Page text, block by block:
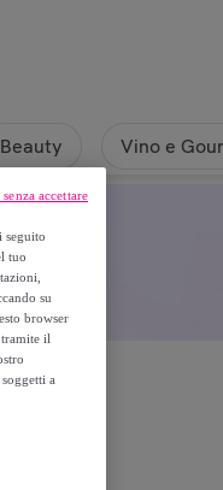
Beauty Vino e
seguito
tuo
su
browser
il
a
accettare